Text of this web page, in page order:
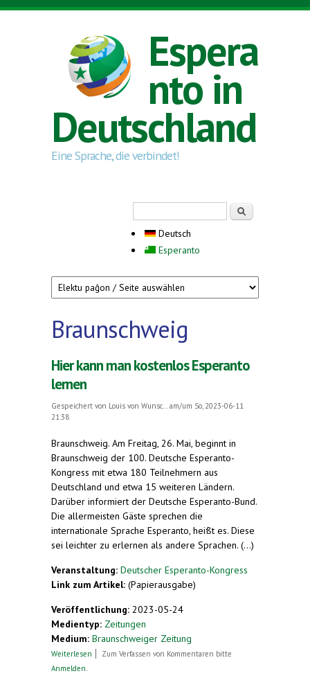
Direkt zum Inhalt
Espera
nto in
Deutschland
Eine Sprache, die verbindet!
Deutsch
Esperanto
Braunschweig
Hier kann man kostenlos Esperanto
lernen
Gespeichert von Louis von Wunsc...
am/um So, 2023-06-11
21:38
Braunschweig. Am Freitag, 26. Mai, beginnt in
Braunschweig der 100. Deutsche Esperanto-
Kongress mit etwa 180 Teilnehmern aus
Deutschland und etwa 15 weiteren Ländern.
Darüber informiert der Deutsche Esperanto-Bund.
Die allermeisten Gäste sprechen die
internationale Sprache Esperanto, heißt es. Diese
sei leichter zu erlernen als andere Sprachen. (...)
Veranstaltung: Deutscher Esperanto-Kongress
Link zum Artikel: (Papierausgabe)
Veröffentlichung: 2023-05-24
Medientyp: Zeitungen
Medium: Braunschweiger Zeitung
Weiterlesen über Hier kann man kostenlos Esperanto lernen
Zum Verfassen von Kommentaren bitte
Anmelden